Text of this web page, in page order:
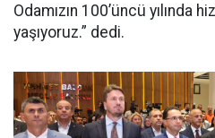
Odamızın 100’üncü yılında
yaşıyoruz.” dedi.